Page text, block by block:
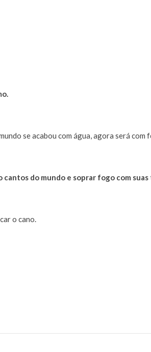
se acabou com água, agora será com
do mundo e soprar fogo com
o cano.